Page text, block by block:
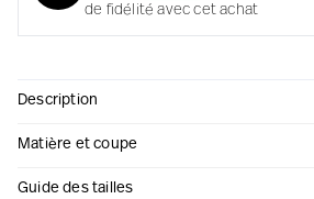
de fidélité avec cet achat
Description
Matière et coupe
Guide des tailles